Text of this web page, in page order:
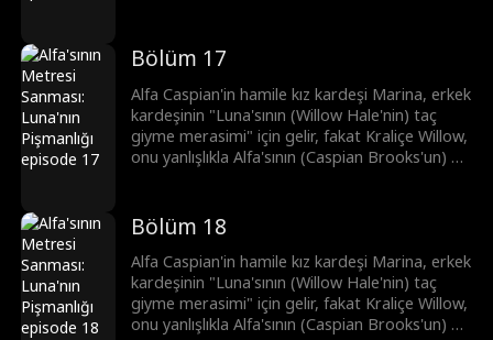
bundan dolayı Marina düşük yapar. Şimdi ise
Brooks kardeşler, intikam peşindedir.
Bölüm 17
Alfa Caspian'in hamile kız kardeşi Marina, erkek
kardeşinin "Luna'sının (Willow Hale'nin) taç
giyme merasimi" için gelir, fakat Kraliçe Willow,
onu yanlışlıkla Alfa'sının (Caspian Brooks'un) bir
bundan dolayı Marina düşük yapar. Şimdi ise
Brooks kardeşler, intikam peşindedir.
Bölüm 18
Alfa Caspian'in hamile kız kardeşi Marina, erkek
kardeşinin "Luna'sının (Willow Hale'nin) taç
giyme merasimi" için gelir, fakat Kraliçe Willow,
onu yanlışlıkla Alfa'sının (Caspian Brooks'un) bir